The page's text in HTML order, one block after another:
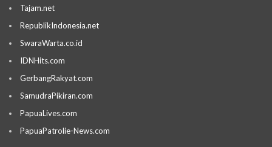
Tajam.net
RepublikIndonesia.net
SwaraWarta.co.id
IDNHits.com
GerbangRakyat.com
SamudraPikiran.com
PapuaLives.com
PapuaPatrolie-News.com